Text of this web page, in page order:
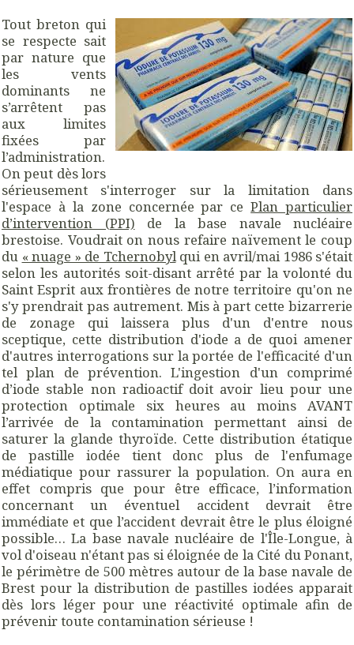
Tout breton qui
se respecte sait
par nature que
les vents
dominants ne
s’arrêtent pas
aux limites
fixées par
l’administration.
On peut dès lors
sérieusement s'interroger sur la limitation dans
l'espace à la zone concernée par cePlan particulier
d’intervention (PPI) de la base navale nucléaire
brestoise. Voudrait on nous refaire naïvement le coup
du « nuage » de Tchernobylqui en avril/mai 1986 s'était
selon les autorités soit-disant arrêté par la volonté du
Saint Esprit aux frontières de notre territoire qu'on ne
s'y prendrait pas autrement. Mis à part cette bizarrerie
de zonage qui laissera plus d'un d'entre nous
sceptique, cette distribution d'iode a de quoi amener
d'autres interrogations sur la portée de l'efficacité d'un
tel plan de prévention. L'ingestion d'un comprimé
d’iode stable non radioactif doit avoir lieu pour une
protection optimale six heures au moins AVANT
l’arrivée de la contamination permettant ainsi de
saturer la glande thyroïde. Cette distribution étatique
de pastille iodée tient donc plus de l'enfumage
médiatique pour rassurer la population. On aura en
effet compris que pour être efficace, l’information
concernant un éventuel accident devrait être
immédiate et que l’accident devrait être le plus éloigné
possible… La base navale nucléaire de l'Île-Longue, à
vol d'oiseau n'étant pas si éloignée de la Cité du Ponant,
le périmètre de 500 mètres autour de la base navale de
Brest pour la distribution de pastilles iodées apparait
dès lors léger pour une réactivité optimale afin de
prévenir toute contamination sérieuse !